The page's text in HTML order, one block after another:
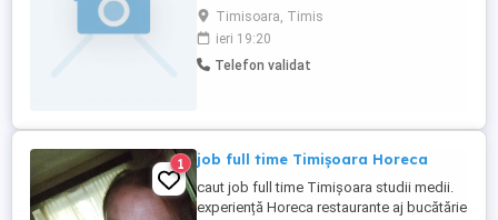
spirit de echipa, atenta la detalii, cu
inițiativa, dornica sa invete lucruri noi,
pozitiva si iti doresti sa faci parte dintr-o
echipa experimentata si dinamica te
Timisoara, Timis
ieri 19:20
Telefon validat
1 job full time Timișoara Horeca
caut job full time Timișoara studii medii.
experiență Horeca restaurante aj bucătărie